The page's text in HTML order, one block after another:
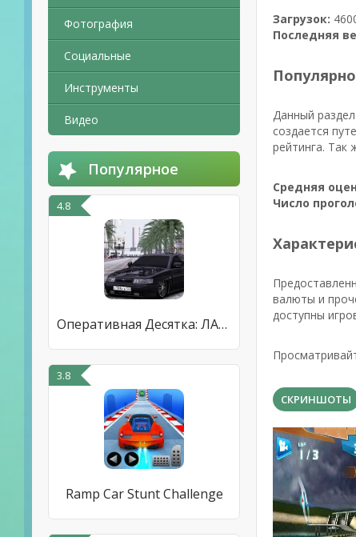
Фотография
Социальные
Инструменты
Видео
Популярное
4.8
Оперативная Десятка: ЛАДА 2110
3.8
Ramp Car Stunt Challenge
Загрузок:
Последняя
Данный
создается
рейтинга. Так
Средняя
Число
валюты и
доступны
СКРИНШОТЫ